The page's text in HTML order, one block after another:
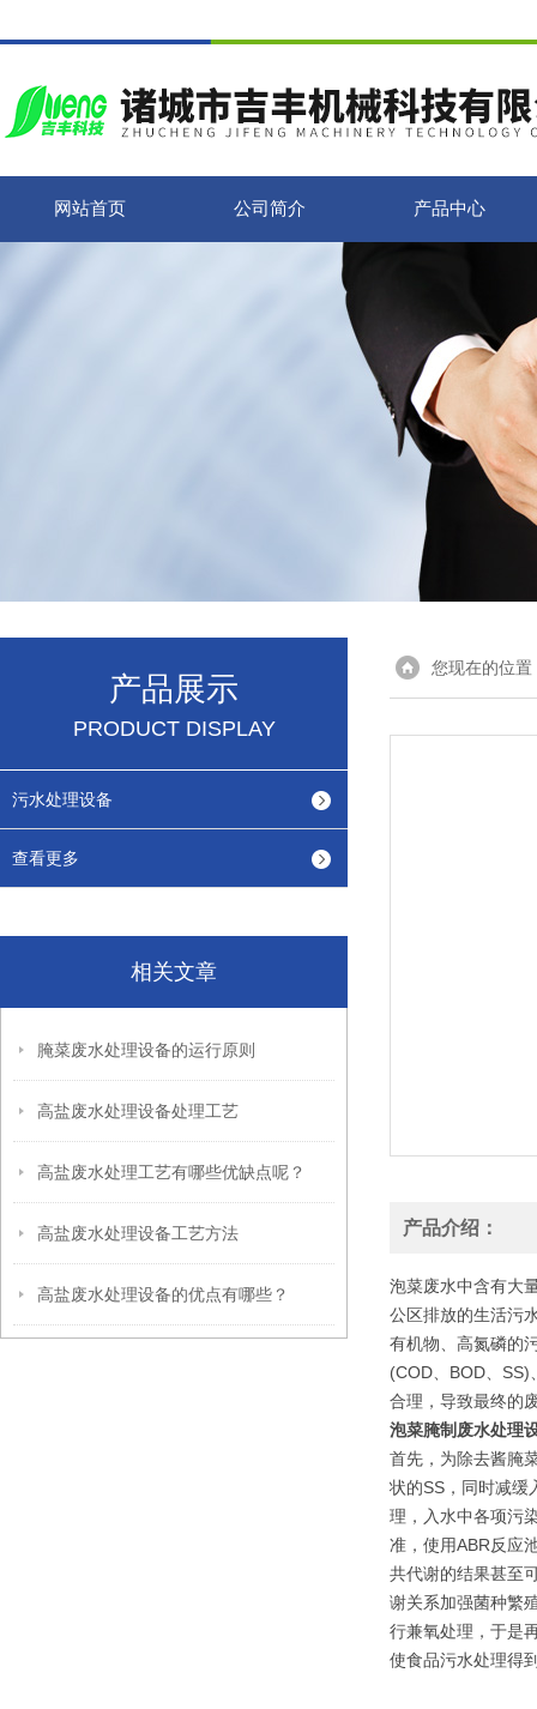
网站首页 公司简介 产品中心
产品展示
PRODUCT DISPLAY
污水处理设备
查看更多
相关文章
腌菜废水处理设备的运行原则
高盐废水处理设备处理工艺
高盐废水处理工艺有哪些优缺点呢？
高盐废水处理设备工艺方法
高盐废水处理设备的优点有哪些？
您现在的位置
产品介绍：
泡菜废水中含有大
公区排放的生活污
有机物、高氮磷的
(COD、BOD、
合理，导致最终的
泡菜腌制废水处理
首先，为除去酱腌
状的SS，同时减缓
理，入水中各项污
准，使用ABR反应
共代谢的结果甚至
谢关系加强菌种繁
行兼氧处理，于是
使食品污水处理得